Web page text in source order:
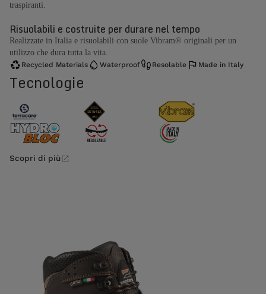
traspiranti.
Risuolabili e costruite per durare nel tempo
Realizzate in Italia e risuolabili con suole Vibram® originali per un
utilizzo che dura tutta la vita.
Recycled Materials Waterproof Resolable Made in Italy
Tecnologie
Scopri di più